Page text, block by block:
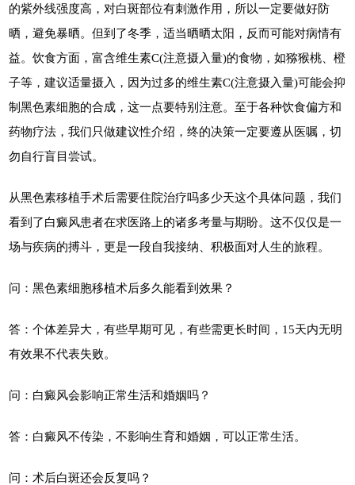
的紫外线强度高，对白斑部位有刺激作用，所以一定要做好防
晒，避免暴晒。但到了冬季，适当晒晒太阳，反而可能对病情有
益。饮食方面，富含维生素C(注意摄入量)的食物，如猕猴桃、橙
子等，建议适量摄入，因为过多的维生素C(注意摄入量)可能会抑
制黑色素细胞的合成，这一点要特别注意。至于各种饮食偏方和
药物疗法，我们只做建议性介绍，终的决策一定要遵从医嘱，切
勿自行盲目尝试。
从黑色素移植手术后需要住院治疗吗多少天这个具体问题，我们
看到了白癜风患者在求医路上的诸多考量与期盼。这不仅仅是一
场与疾病的搏斗，更是一段自我接纳、积极面对人生的旅程。
问：黑色素细胞移植术后多久能看到效果？
答：个体差异大，有些早期可见，有些需更长时间，15天内无明
有效果不代表失败。
问：白癜风会影响正常生活和婚姻吗？
答：白癜风不传染，不影响生育和婚姻，可以正常生活。
问：术后白斑还会反复吗？